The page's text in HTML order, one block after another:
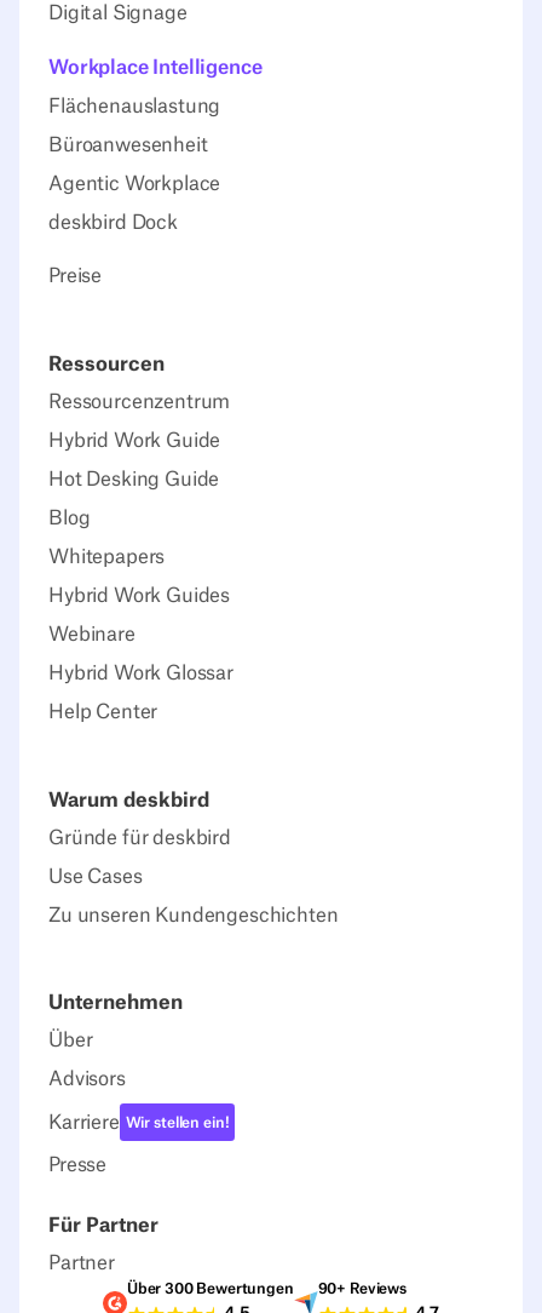
Digital Signage
Workplace Intelligence
Flächenauslastung
Büroanwesenheit
Agentic Workplace
deskbird Dock
Preise
Ressourcen
Ressourcenzentrum
Hybrid Work Guide
Hot Desking Guide
Blog
Whitepapers
Hybrid Work Guides
Webinare
Hybrid Work Glossar
Help Center
Warum deskbird
Gründe für deskbird
Use Cases
Zu unseren Kundengeschichten
Unternehmen
Über
Advisors
Karriere Wir stellen ein!
Presse
Für Partner
Partner
G2-Bewertungen
Über 300 Bewertungen Capterra-
90+ Reviews